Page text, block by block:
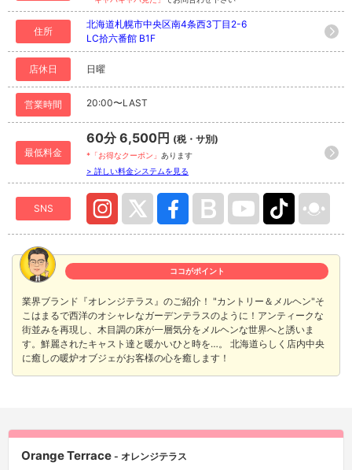
住所
北海道札幌市中央区南4条西3丁目2-6
LC拾六番館 B1F
店休日 日曜
営業時間 20:00〜LAST
最低料金
60分 6,500円 (税・サ別)
*「お得なクーポン」 あります
> 詳しい料金システムを見る
SNS
ココがポイント
業界ブランド『オレンジテラス』のご紹介！ "カントリー＆メルヘン"そ
こはまるで西洋のオシャレなガーデンテラスのように！アンティークな
街並みを再現し、木目調の床が一層気分をメルヘンな世界へと誘いま
す。鮮麗されたキャスト達と暖かいひと時を…。 北海道らしく店内中央
に癒しの暖炉オブジェがお客様の心を癒します！
Orange Terrace - オレンジテラス